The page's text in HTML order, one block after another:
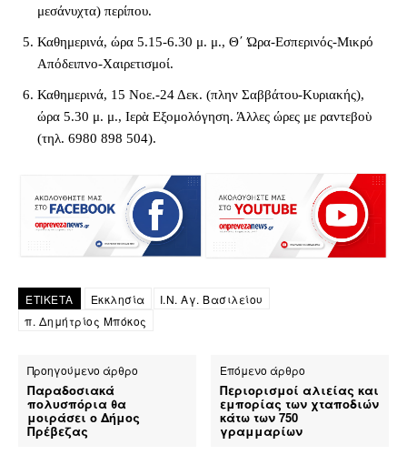
μεσάνυχτα) περίπου.
Καθημερινά, ώρα 5.15-6.30 μ. μ., Θ΄ Ώρα-Εσπερινός-Μικρό
Απόδειπνο-Χαιρετισμοί.
Καθημερινά, 15 Νοε.-24 Δεκ. (πλην Σαββάτου-Κυριακής),
ώρα 5.30 μ. μ., Ιερὰ Εξομολόγηση. Άλλες ώρες με ραντεβοὺ
(τηλ. 6980 898 504).
ΕΤΙΚΕΤΑ Εκκλησία
Ι.Ν. Αγ. Βασιλείου
π. Δημήτρίος Μπόκος
Προηγούμενο άρθρο
Παραδοσιακά
πολυσπόρια θα
μοιράσει ο Δήμος
Πρέβεζας
Επόμενο άρθρο
Περιορισμοί αλιείας και
εμπορίας των χταποδιών
κάτω των 750
γραμμαρίων